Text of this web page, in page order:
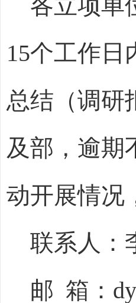
各立项单
15个工作日
总结（调研
及部，逾期
动开展情况
联系人：
邮 箱：